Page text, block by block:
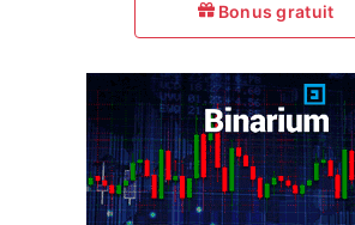
Bonus gratuit